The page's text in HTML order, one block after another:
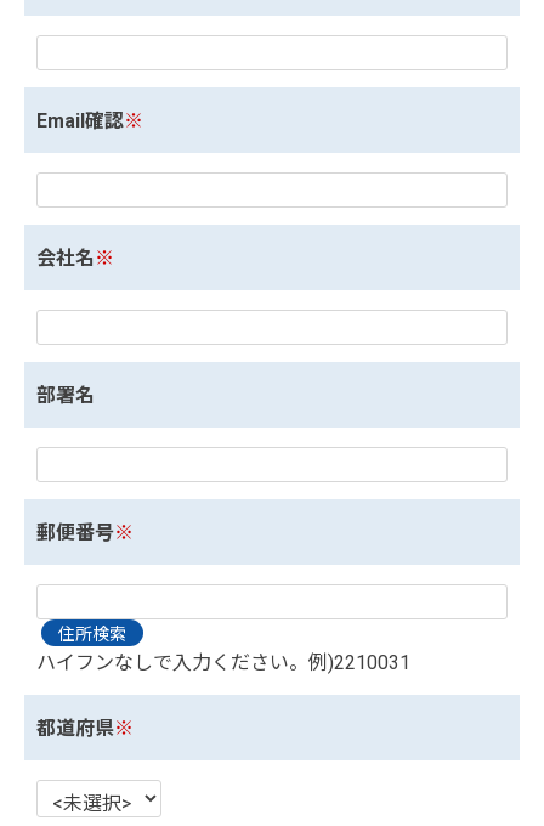
Email確認※
会社名 ※
部署名
郵便番号※
ハイフンなしで入力ください。例)2210031
都道府県※